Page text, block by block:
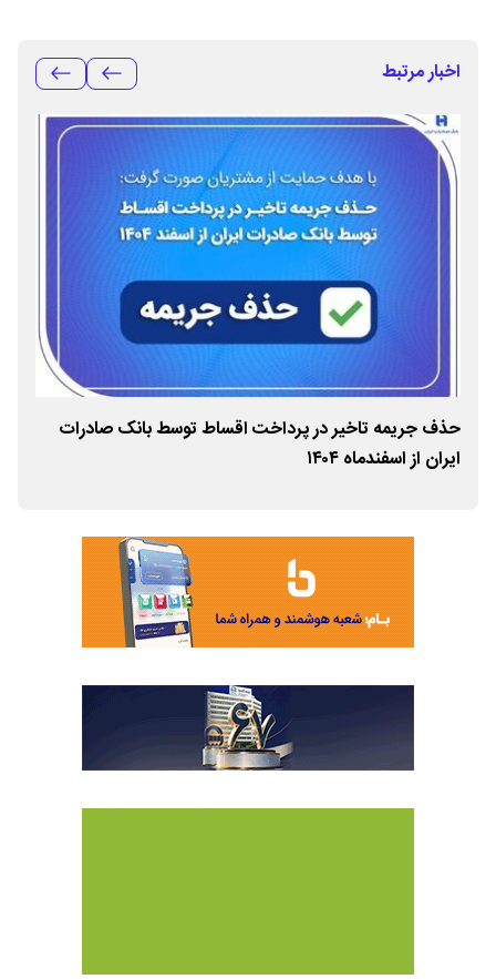
اخبار مرتبط
حذف جریمه تاخیر در پرداخت اقساط توسط بانک صادرات
ایران از اسفندماه ۱۴۰۴